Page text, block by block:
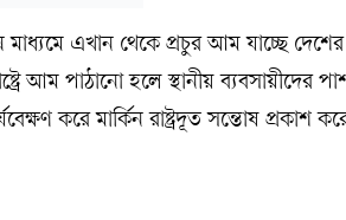
এখান থেকে প্রচুর আম যাচ্ছে দেশের
আম পাঠানো হলে স্থানীয় ব্যবসায়ীদের
করে মার্কিন রাষ্ট্রদূত সন্তোষ প্রকাশ